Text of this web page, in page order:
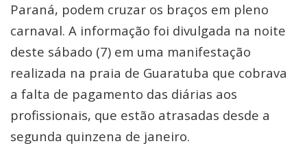
Paraná, podem cruzar os braços em pleno
carnaval. A informação foi divulgada na noite
deste sábado (7) em uma manifestação
realizada na praia de Guaratuba que cobrava
a falta de pagamento das diárias aos
profissionais, que estão atrasadas desde a
segunda quinzena de janeiro.